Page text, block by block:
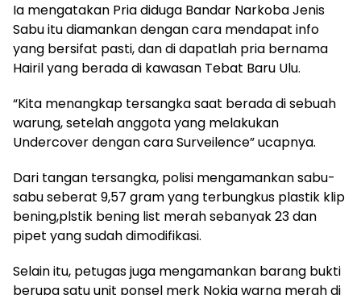
Ia mengatakan Pria diduga Bandar Narkoba Jenis
Sabu itu diamankan dengan cara mendapat info
yang bersifat pasti, dan di dapatlah pria bernama
Hairil yang berada di kawasan Tebat Baru Ulu.
“Kita menangkap tersangka saat berada di sebuah
warung, setelah anggota yang melakukan
Undercover dengan cara Surveilence” ucapnya.
Dari tangan tersangka, polisi mengamankan sabu-
sabu seberat 9,57 gram yang terbungkus plastik klip
bening,plstik bening list merah sebanyak 23 dan
pipet yang sudah dimodifikasi.
Selain itu, petugas juga mengamankan barang bukti
berupa satu unit ponsel merk Nokia warna merah di